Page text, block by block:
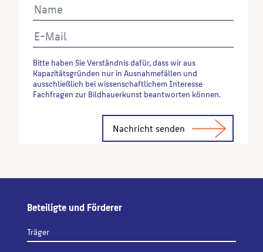
Bitte haben Sie Verständnis dafür, dass wir aus
Kapazitätsgründen nur in Ausnahmefällen und
ausschließlich bei wissenschaftlichem Interesse
Fachfragen zur Bildhauerkunst beantworten können.
Beteiligte und Förderer
Träger